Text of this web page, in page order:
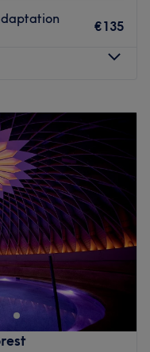
€135
09:00– 18:00
09:00–18:00
09:00–18:00
09:00–17:30
10:30–17:00
Gesloten
, votre espace
Boitsfort, à deux pas
au bien-être, où
votre beauté